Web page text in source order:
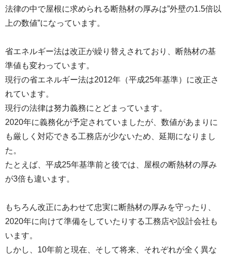
法律の中で屋根に求められる断熱材の厚みは”外壁の1.5倍以
上の数値”になっています。
省エネルギー法は改正が繰り替えされており、断熱材の基
準値も変わっています。
現行の省エネルギー法は2012年（平成25年基準）に改正さ
れています。
現行の法律は努力義務にとどまっています。
2020年に義務化が予定されていましたが、数値があまりに
も厳しく対応できる工務店が少ないため、延期になりまし
た。
たとえば、平成25年基準前と後では、屋根の断熱材の厚み
が3倍も違います。
もちろん改正にあわせて忠実に断熱材の厚みを守ったり、
2020年に向けて準備をしていたりする工務店や設計会社も
います。
しかし、10年前と現在、そして将来、それぞれが全く異な